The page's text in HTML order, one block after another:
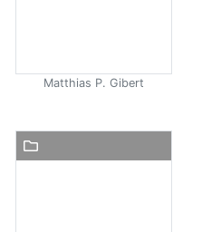
Matthias P. Gibert